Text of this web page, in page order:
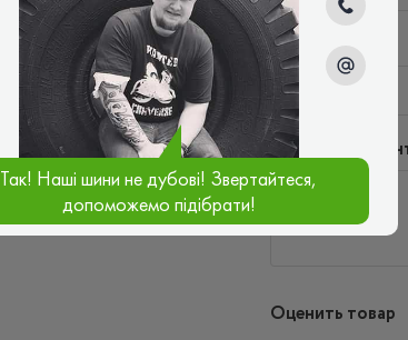
Ваш e-mail*
Введите
Оценить товар
Так! Наші шини не дубові! Звертайтеся,
допоможемо підібрати!